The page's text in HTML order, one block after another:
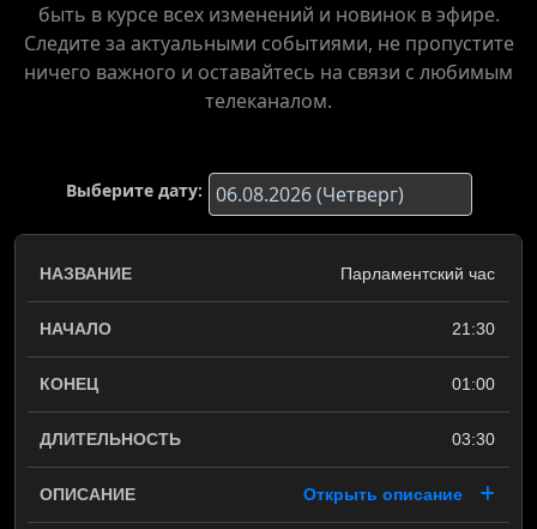
быть в курсе всех изменений и новинок в эфире.
Следите за актуальными событиями, не пропустите
ничего важного и оставайтесь на связи с любимым
телеканалом.
Выберите дату:
Парламентский час
21:30
01:00
03:30
Открыть описание